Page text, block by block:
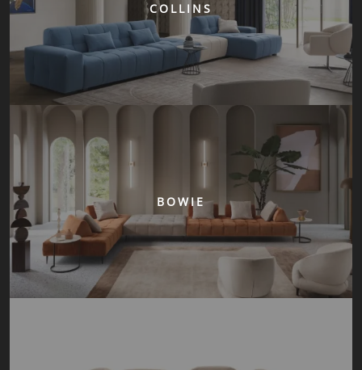
COLLINS
BOWIE